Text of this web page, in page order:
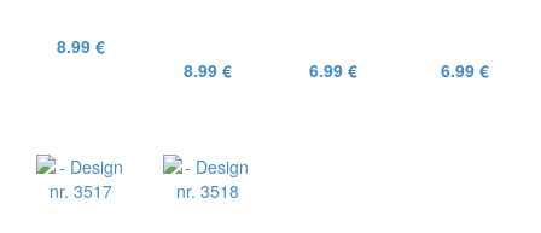
8.99 €
8.99 € 6.99 € 6.99 €